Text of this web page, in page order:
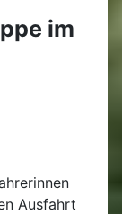
im
Ausfahrt